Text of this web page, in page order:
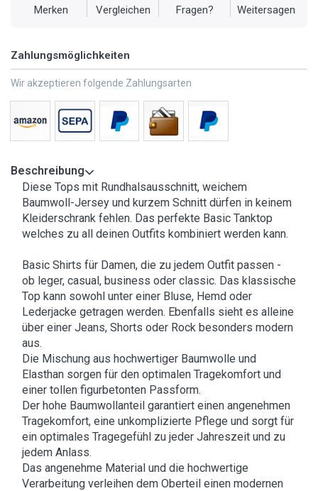
Merken Vergleichen Fragen? Weitersagen
Zahlungsmöglichkeiten
Wir akzeptieren folgende Zahlungsarten
Beschreibung
Diese Tops mit Rundhalsausschnitt, weichem
Baumwoll-Jersey und kurzem Schnitt dürfen in keinem
Kleiderschrank fehlen. Das perfekte Basic Tanktop
welches zu all deinen Outfits kombiniert werden kann.
Basic Shirts für Damen, die zu jedem Outfit passen -
ob leger, casual, business oder classic. Das klassische
Top kann sowohl unter einer Bluse, Hemd oder
Lederjacke getragen werden. Ebenfalls sieht es alleine
über einer Jeans, Shorts oder Rock besonders modern
aus.
Die Mischung aus hochwertiger Baumwolle und
Elasthan sorgen für den optimalen Tragekomfort und
einer tollen figurbetonten Passform.
Der hohe Baumwollanteil garantiert einen angenehmen
Tragekomfort, eine unkomplizierte Pflege und sorgt für
ein optimales Tragegefühl zu jeder Jahreszeit und zu
jedem Anlass.
Das angenehme Material und die hochwertige
Verarbeitung verleihen dem Oberteil einen modernen